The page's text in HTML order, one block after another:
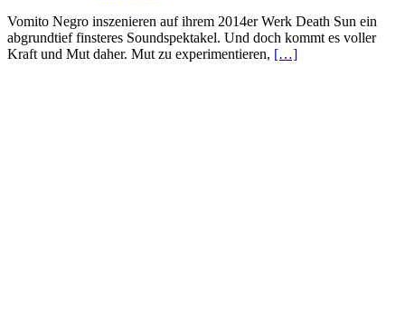
Vomito Negro inszenieren auf ihrem 2014er Werk Death Sun ein
abgrundtief finsteres Soundspektakel. Und doch kommt es voller
Kraft und Mut daher. Mut zu experimentieren, […]